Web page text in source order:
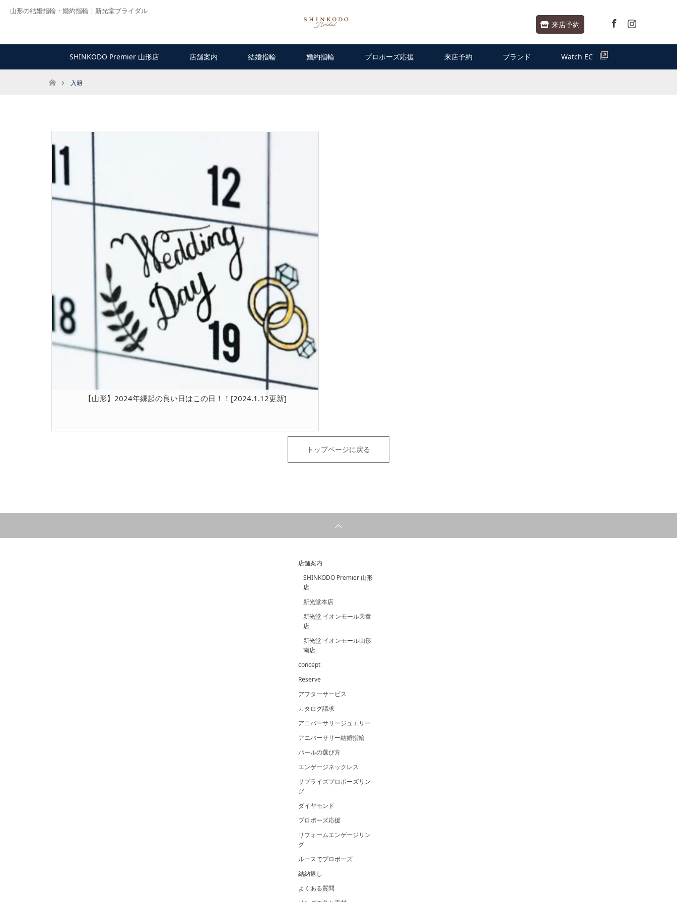
山形の結婚指輪・婚約指輪｜新光堂ブライダル
来店予約
Instagram
SHINKODO Premier 山形店 店舗案内 結婚指輪 婚約指輪 プロポーズ応援 来店予約 ブランド Watch EC
ホーム入籍
【山形】2024年縁起の良い日はこの日！！[2024.1.12更新]
トップページに戻る
店舗案内
SHINKODO Premier 山形
店
新光堂本店
新光堂 イオンモール天童
店
新光堂 イオンモール山形
南店
concept
Reserve
アフターサービス
カタログ請求
アニバーサリージュエリー
アニバーサリー結婚指輪
パールの選び方
エンゲージネックレス
サプライズプロポーズリン
グ
ダイヤモンド
プロポーズ応援
リフォームエンゲージリン
グ
ルースでプロポーズ
結納返し
よくある質問